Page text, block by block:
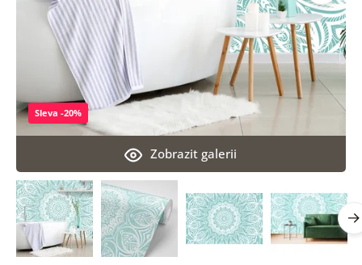
Zobrazit galerii
Sleva -20%